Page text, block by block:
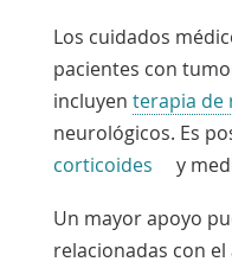
Los cuidados
pacientes con
incluyen terapia de
neurológicos. Es
corticoides
y
Un mayor apoyo
relacionadas con